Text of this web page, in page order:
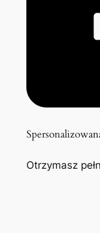
Otrzymasz